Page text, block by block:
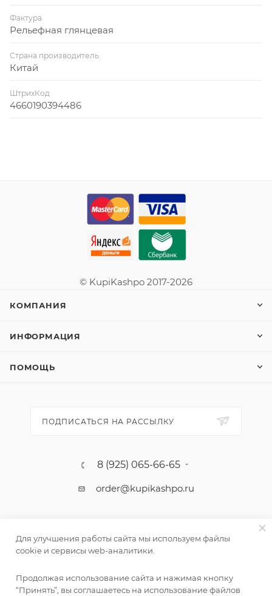
Фактура
Рельефная глянцевая
Страна производитель
Китай
ШтрихКод
4660190394486
© KupiKashpo 2017-2026
КОМПАНИЯ
ИНФОРМАЦИЯ
ПОМОЩЬ
ПОДПИСАТЬСЯ НА РАССЫЛКУ
8 (925) 065-66-65
order@kupikashpo.ru
Для улучшения работы сайта мы используем файлы
cookie и сервисы web-аналитики.
Продолжая использование сайта и нажимая кнопку
“Принять”, вы соглашаетесь на использование файлов